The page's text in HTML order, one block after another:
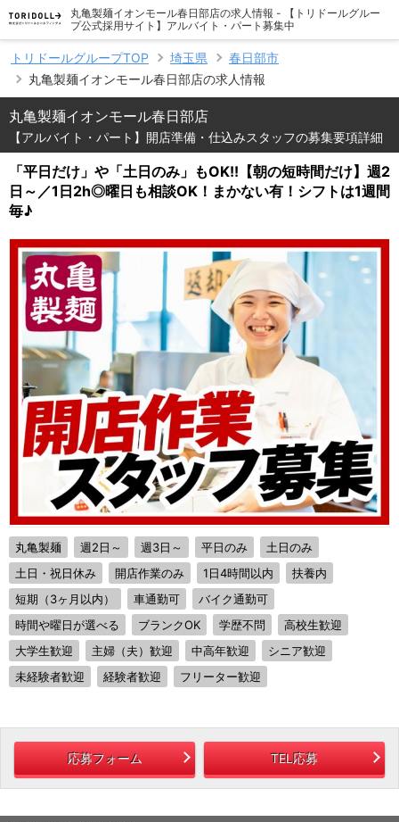
丸亀製麺イオンモール春日部店の求人情報 - 【トリドールグルー
プ公式採用サイト】アルバイト・パート募集中
トリドールグループTOP 埼玉県
春日部市
丸亀製麺イオンモール春日部店の求人情報
丸亀製麺イオンモール春日部店
【アルバイト・パート】開店準備・仕込みスタッフの募集要項詳細
「平日だけ」や「土日のみ」もOK!!【朝の短時間だけ】週2
日～／1日2h◎曜日も相談OK！まかない有！シフトは1週間
毎♪
丸亀製麺 週2日～ 週3日～ 平日のみ
土日のみ
土日・祝日休み
開店作業のみ 1日4時間以内
扶養内
短期（3ヶ月以内）
車通勤可
バイク通勤可
時間や曜日が選べる
ブランクOK 学歴不問
高校生歓迎
大学生歓迎
主婦（夫）歓迎 中高年歓迎
シニア歓迎
未経験者歓迎
経験者歓迎 フリーター歓迎
応募フォーム TEL応募